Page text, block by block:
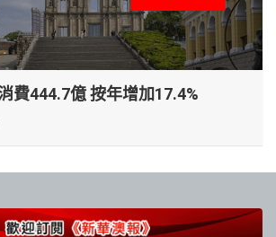
費444.7億 按年增加17.4%